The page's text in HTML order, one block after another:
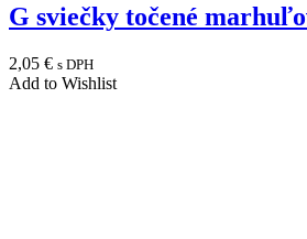
G sviečky točené
2,05 € s DPH
Add to Wishlist